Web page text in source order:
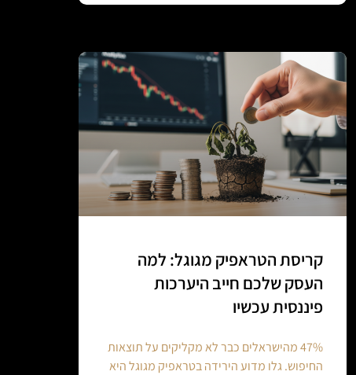
קריסת הטראפיק מגוגל: למה
העסק שלכם חייב היערכות
פיננסית עכשיו
47% מהישראלים כבר לא מקליקים על תוצאות
החיפוש. גלו מדוע הירידה בטראפיק מגוגל היא